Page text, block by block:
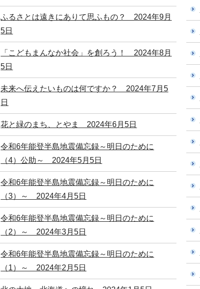
ふるさとは遠きにありて思ふもの？ 2024年9月
5日
「こどもまんなか社会」を創ろう！ 2024年8月
5日
未来へ伝えたいものは何ですか？ 2024年7月5
日
花と緑のまち、とやま 2024年6月5日
令和6年能登半島地震備忘録～明日のために
（4）公助～ 2024年5月5日
令和6年能登半島地震備忘録～明日のために
（3）～ 2024年4月5日
令和6年能登半島地震備忘録～明日のために
（2）～ 2024年3月5日
令和6年能登半島地震備忘録～明日のために
（1）～ 2024年2月5日